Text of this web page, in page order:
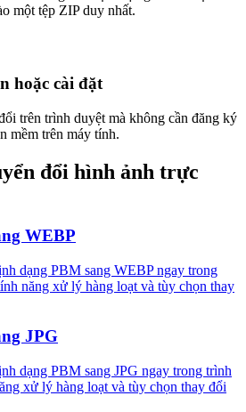
một tệp ZIP duy nhất.
hoặc cài đặt
trên trình duyệt mà không cần đăng ký
mềm trên máy tính.
đổi hình ảnh trực
WEBP
dạng PBM sang WEBP ngay trong
năng xử lý hàng loạt và tùy chọn thay
JPG
dạng PBM sang JPG ngay trong trình
xử lý hàng loạt và tùy chọn thay đổi